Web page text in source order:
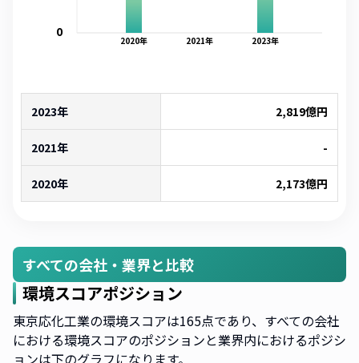
2020年 2021年 2023年
0
2023年 2,819億円
2021年 -
2020年 2,173億円
すべての会社・業界と比較
環境スコアポジション
東京応化工業の環境スコアは165点であり、すべての会社
における環境スコアのポジションと業界内におけるポジシ
ョンは下のグラフになります。